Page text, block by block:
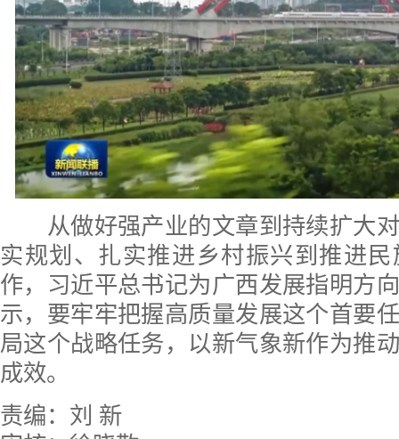
从做好强产业的文章到持续扩大对
实规划、扎实推进乡村振兴到推进
作，习近平总书记为广西发展指明方
示，要牢牢把握高质量发展这个首要
局这个战略任务，以新气象新作为推
成效。
责编：刘 新